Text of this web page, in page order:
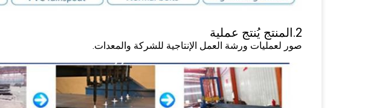
2.المنتج يُنتج عملية
صور لعمليات ورشة العمل الإنتاجية للشركة والمعدات.